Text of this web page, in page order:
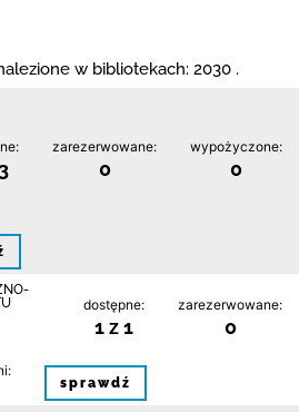
w bibliotekach: 2030 .
zarezerwowane:
0
wypożyczone:
0
dostępne:
1 z 1
zarezerwowane:
0
sprawdź